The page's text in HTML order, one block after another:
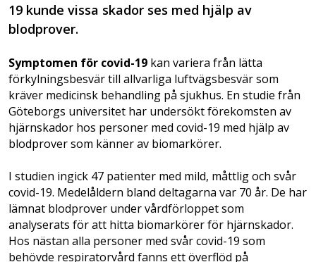
19 kunde vissa skador ses med hjälp av
blodprover.
Symptomen för covid-19 kan variera från lätta
förkylningsbesvär till allvarliga luftvägsbesvär som
kräver medicinsk behandling på sjukhus. En studie från
Göteborgs universitet har undersökt förekomsten av
hjärnskador hos personer med covid-19 med hjälp av
blodprover som känner av biomarkörer.
I studien ingick 47 patienter med mild, måttlig och svår
covid-19. Medelåldern bland deltagarna var 70 år. De har
lämnat blodprover under vårdförloppet som
analyserats för att hitta biomarkörer för hjärnskador.
Hos nästan alla personer med svår covid-19 som
behövde respiratorvård fanns ett överflöd på